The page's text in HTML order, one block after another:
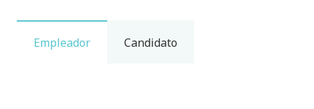
Empleador Candidato